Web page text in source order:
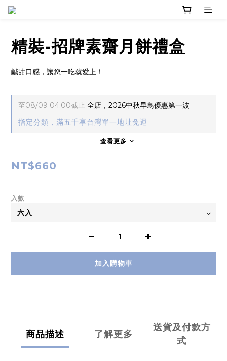
精裝-招牌素齋月餅禮盒
鹹甜口感，讓您一吃就愛上！
至08/09 04:00截止 全店，2026中秋早鳥優惠第一波
指定分類，滿五千享台灣單一地址免運
查看更多
NT$660
入數
加入購物車
商品描述 了解更多
送貨及付款方
式